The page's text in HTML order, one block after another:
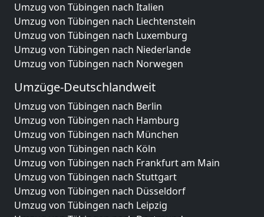
Umzug von Tübingen nach Italien
Umzug von Tübingen nach Liechtenstein
Umzug von Tübingen nach Luxemburg
Umzug von Tübingen nach Niederlande
Umzug von Tübingen nach Norwegen
Umzüge-Deutschlandweit
Umzug von Tübingen nach Berlin
Umzug von Tübingen nach Hamburg
Umzug von Tübingen nach München
Umzug von Tübingen nach Köln
Umzug von Tübingen nach Frankfurt am Main
Umzug von Tübingen nach Stuttgart
Umzug von Tübingen nach Düsseldorf
Umzug von Tübingen nach Leipzig